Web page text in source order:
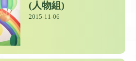
(人物組)
2015-11-06